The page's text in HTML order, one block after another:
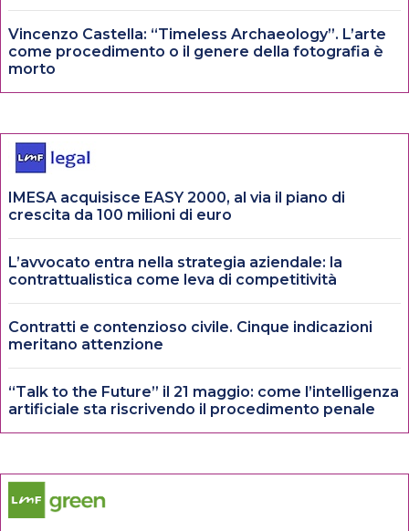
Vincenzo Castella: “Timeless Archaeology”. L’arte
come procedimento o il genere della fotografia è
morto
IMESA acquisisce EASY 2000, al via il piano di
crescita da 100 milioni di euro
L’avvocato entra nella strategia aziendale: la
contrattualistica come leva di competitività
Contratti e contenzioso civile. Cinque indicazioni
meritano attenzione
“Talk to the Future” il 21 maggio: come l’intelligenza
artificiale sta riscrivendo il procedimento penale